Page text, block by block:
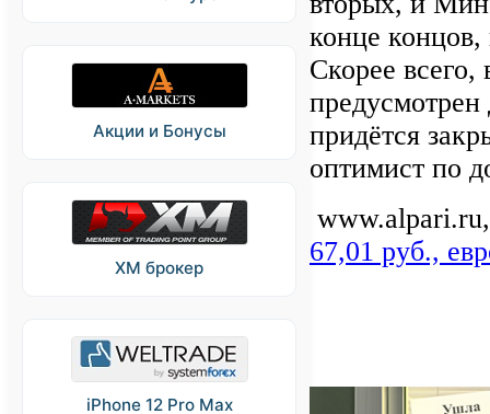
Акции и Бонусы
XM брокер
iPhone 12 Pro Max
конце
Скорее
придётся
оптимист по
67,01 руб.,